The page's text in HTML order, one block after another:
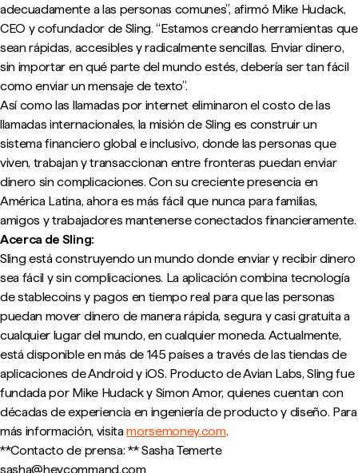
adecuadamente a las personas comunes”, afirmó Mike Hudack,
CEO y cofundador de Sling. “Estamos creando herramientas que
sean rápidas, accesibles y radicalmente sencillas. Enviar dinero,
sin importar en qué parte del mundo estés, debería ser tan fácil
como enviar un mensaje de texto”.
Así como las llamadas por internet eliminaron el costo de las
llamadas internacionales, la misión de Sling es construir un
sistema financiero global e inclusivo, donde las personas que
viven, trabajan y transaccionan entre fronteras puedan enviar
dinero sin complicaciones. Con su creciente presencia en
América Latina, ahora es más fácil que nunca para familias,
amigos y trabajadores mantenerse conectados financieramente.
Acerca de Sling:
Sling está construyendo un mundo donde enviar y recibir dinero
sea fácil y sin complicaciones. La aplicación combina tecnología
de stablecoins y pagos en tiempo real para que las personas
puedan mover dinero de manera rápida, segura y casi gratuita a
cualquier lugar del mundo, en cualquier moneda. Actualmente,
está disponible en más de 145 países a través de las tiendas de
aplicaciones de Android y iOS. Producto de Avian Labs, Sling fue
fundada por Mike Hudack y Simon Amor, quienes cuentan con
décadas de experiencia en ingeniería de producto y diseño. Para
más información, visitamorsemoney.com.
**Contacto de prensa: ** Sasha Temerte
sasha@heycommand.com